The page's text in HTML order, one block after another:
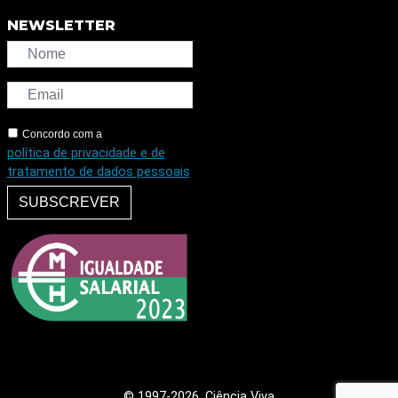
NEWSLETTER
Concordo com a
política de privacidade e de
tratamento de dados pessoais
SUBSCREVER